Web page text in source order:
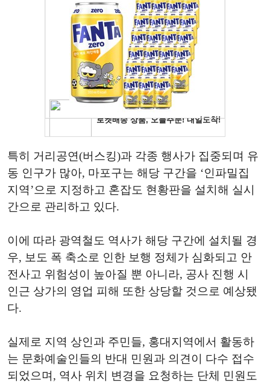
특히 거리공연(버스킹)과 각종 행사가 집중되며 유
동 인구가 많아, 마포구는 해당 구간을 ‘인파밀집
지역’으로 지정하고 혼잡도 현황판을 설치해 실시
간으로 관리하고 있다.
이에 따라 광역철도 역사가 해당 구간에 설치될 경
우, 보도 폭 축소로 인한 보행 정체가 심화되고 안
전사고 위험성이 높아질 뿐 아니라, 공사 진행 시
인근 상가의 영업 피해 또한 상당할 것으로 예상됐
다.
실제로 지역 상인과 주민들, 홍대지역에서 활동하
는 문화예술인들의 반대 민원과 의견이 다수 접수
되었으며, 역사 위치 변경을 요청하는 단체 민원도